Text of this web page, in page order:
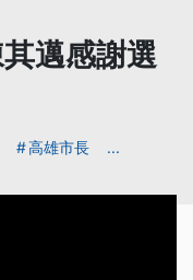
邁感謝選
高雄市長 ...